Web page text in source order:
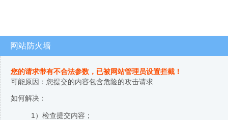
网站防火墙
您的请求带有不合法参数，已被网站管理员设置拦截！
可能原因：您提交的内容包含危险的攻击请求
如何解决：
1）检查提交内容；